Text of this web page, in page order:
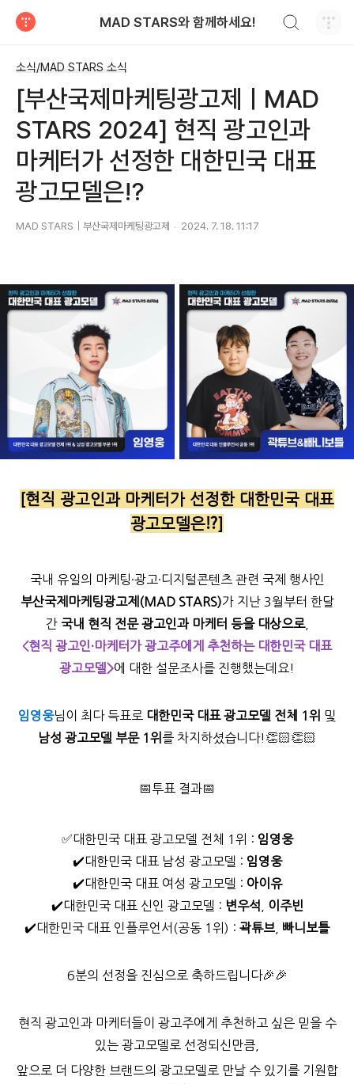
MAD STARS와 함께하세요!
소식/MAD STARS 소식
[부산국제마케팅광고제ㅣMAD
STARS 2024] 현직 광고인과
마케터가 선정한 대한민국 대표
광고모델은⁉️
MAD STARS｜부산국제마케팅광고제 2024. 7. 18. 11:17
[현직 광고인과 마케터가 선정한 대한민국 대표
광고모델은⁉️]
국내 유일의 마케팅·광고·디지털콘텐츠 관련 국제 행사인
부산국제마케팅광고제(MAD STARS)가 지난 3월부터 한달
간 국내 현직 전문 광고인과 마케터 등을 대상으로,
<현직 광고인·마케터가 광고주에게 추천하는 대한민국 대표
광고모델>에 대한 설문조사를 진행했는데요!
임영웅님이 최다 득표로 대한민국 대표 광고모델 전체 1위 및
남성 광고모델 부문 1위 를 차지하셨습니다!👏🏻👏🏻
📅투표 결과📅
✅대한민국 대표 광고모델 전체 1위 : 임영웅
✔️대한민국 대표 남성 광고모델 : 임영웅
✔️대한민국 대표 여성 광고모델 : 아이유
✔️대한민국 대표 신인 광고모델 : 변우석
이주빈
✔️대한민국 대표 인플루언서(공동 1위) : 곽튜브 빠니보틀
6분의 선정을 진심으로 축하드립니다🎉🎉
현직 광고인과 마케터들이 광고주에게 추천하고 싶은 믿을 수
있는 광고모델로 선정되신만큼,
앞으로 더 다양한 브랜드의 광고모델로 만날 수 있기를 기원합